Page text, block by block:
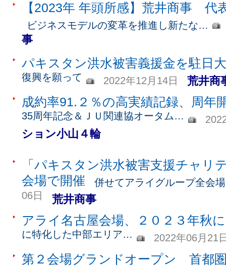
【2023年 年頭所感】荒井商事
ビジネスモデルの変革を推進し新たな…
事
パキスタン洪水被害義援金を駐日
復興を願って 2022年12月14日 荒井商
成約率91.２％の高実績記録、周年
35周年記念＆ＪＵ関連協オータム…
ション小山４輪
「パキスタン洪水被害支援チャリ
会場で開催 併せてアライグループ全会
06日 荒井商事
アライ名古屋会場、２０２３年秋
に特化した中部エリア… 2022年06月21
第２会場グランドオープン 首都